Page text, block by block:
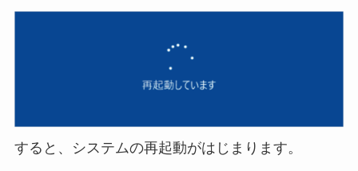
すると、システムの再起動がはじまります。